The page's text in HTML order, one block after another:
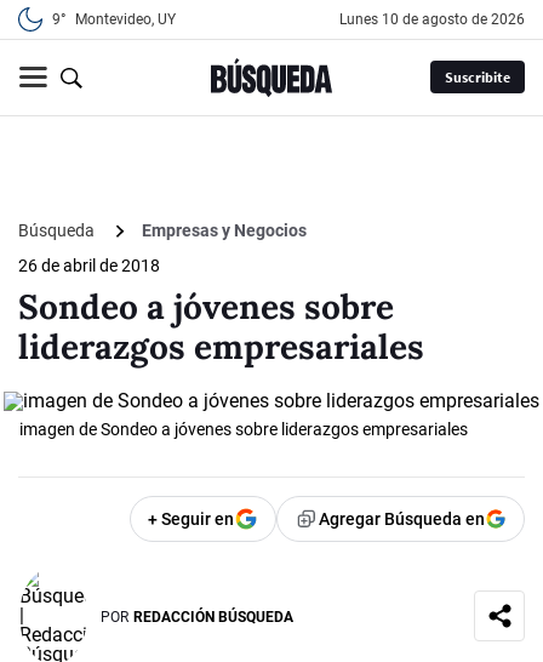
9° Montevideo, UY lunes 10 de agosto de 2026
Suscribite
Búsqueda
Empresas y Negocios
26 de abril de 2018
Sondeo a jóvenes sobre
liderazgos empresariales
imagen de Sondeo a jóvenes sobre liderazgos empresariales
+ Seguir en Agregar Búsqueda en
POR REDACCIÓN BÚSQUEDA